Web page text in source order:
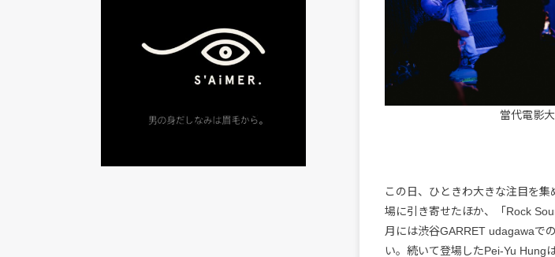
當代電影大師 Modern Cinema Master 當代電影
この日、ひときわ大きな注目を
場に引き寄せたほか、「Rock
月には渋谷GARRET udagawaで
い。続いて登場したPei-Yu Hung